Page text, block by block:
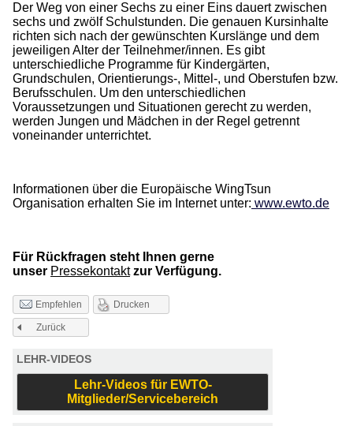
Der Weg von einer Sechs zu einer Eins dauert zwischen
sechs und zwölf Schulstunden. Die genauen Kursinhalte
richten sich nach der gewünschten Kurslänge und dem
jeweiligen Alter der Teilnehmer/innen. Es gibt
unterschiedliche Programme für Kindergärten,
Grundschulen, Orientierungs-, Mittel-, und Oberstufen bzw.
Berufsschulen. Um den unterschiedlichen
Voraussetzungen und Situationen gerecht zu werden,
werden Jungen und Mädchen in der Regel getrennt
voneinander unterrichtet.
Informationen über die Europäische WingTsun
Organisation erhalten Sie im Internet unter: www.ewto.de
Für Rückfragen steht Ihnen gerne
unser Pressekontakt zur Verfügung.
Empfehlen Drucken
Zurück
LEHR-VIDEOS
Lehr-Videos für EWTO-
Mitglieder/Servicebereich